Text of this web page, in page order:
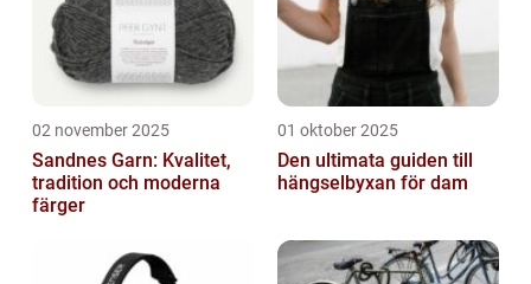
02 november 2025
Sandnes Garn: Kvalitet,
tradition och moderna
färger
01 oktober 2025
Den ultimata guiden till
hängselbyxan för dam